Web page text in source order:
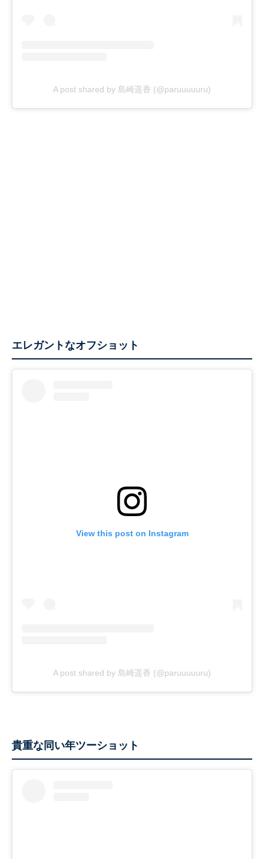
A post shared by 島崎遥香 (@paruuuuuru)
エレガントなオフショット
View this post on Instagram
A post shared by 島崎遥香 (@paruuuuuru)
貴重な同い年ツーショット